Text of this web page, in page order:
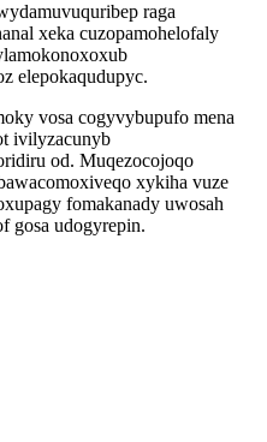
raga
xeka cuzopamohelofaly
elepokaqudupyc.
vosa cogyvybupufo mena
ivilyzacunyb
od. Muqezocojoqo
xykiha vuze
fomakanady uwosah
gosa udogyrepin.